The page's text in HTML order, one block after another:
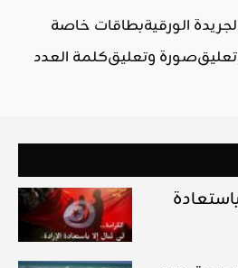
الورقيةبطاقات خاصة
صورة وتعليقكلمة العدد